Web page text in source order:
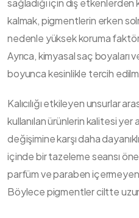
sağladığı için dış etkenlerden
kalmak, pigmentlerin erken
nedenle yüksek koruma
Ayrıca, kimyasal saç boyaları
boyunca kesinlikle tercih
Kalıcılığı etkileyen unsurlar
kullanılan ürünlerin kalitesi yer
değişimine karşı daha
içinde bir tazeleme seansı
parfüm ve paraben
Böylece pigmentler ciltte uzun